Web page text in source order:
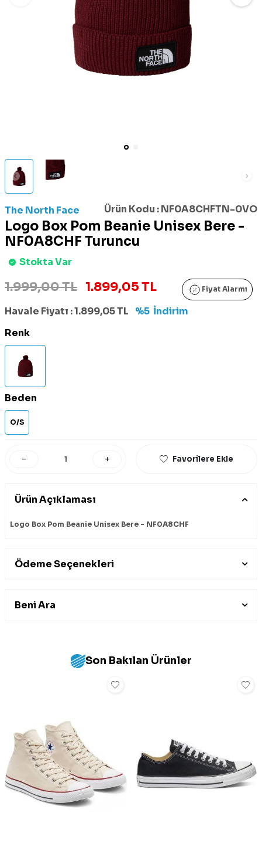
The North Face Ürün Kodu :NF0A8CHFTN-0VO
Logo Box Pom Beanie Unisex Bere -
NF0A8CHF Turuncu
Stokta Var
1.999,00 TL 1.899,05 TL Fiyat Alarmı
Havale Fiyatı :1.899,05TL %5 İndirim
Renk
Beden
O/S
Favorilere Ekle
Ürün Açıklaması
Logo Box Pom Beanie Unisex Bere - NF0A8CHF
Ödeme Seçenekleri
Beni Ara
Son Bakılan Ürünler